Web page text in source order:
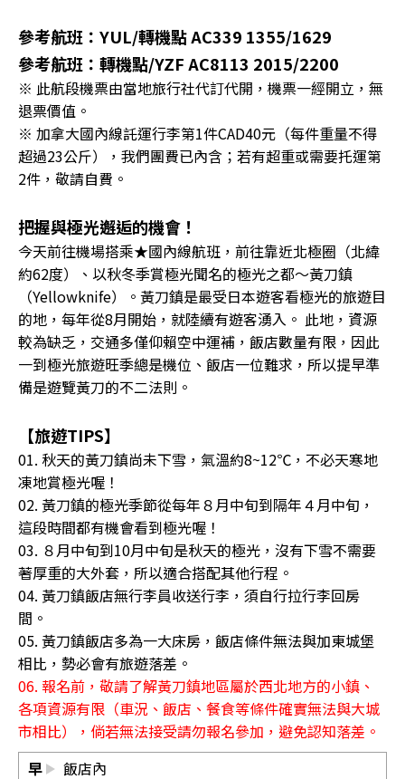
參考航班：YUL/轉機點 AC339 1355/1629
參考航班：轉機點/YZF AC8113 2015/2200
※ 此航段機票由當地旅行社代訂代開，機票一經開立，無
退票價值。
※ 加拿大國內線託運行李第1件CAD40元（每件重量不得
超過23公斤），我們團費已內含；若有超重或需要托運第
2件，敬請自費。
把握與極光邂逅的機會！
今天前往機場搭乘★國內線航班，前往靠近北極圈（北緯
約62度）、以秋冬季賞極光聞名的極光之都〜黃刀鎮
（Yellowknife）。黃刀鎮是最受日本遊客看極光的旅遊目
的地，每年從8月開始，就陸續有遊客湧入。 此地，資源
較為缺乏，交通多僅仰賴空中運補，飯店數量有限，因此
一到極光旅遊旺季總是機位、飯店一位難求，所以提早準
備是遊覽黃刀的不二法則。
【旅遊TIPS】
01. 秋天的黃刀鎮尚未下雪，氣溫約8~12℃，不必天寒地
凍地賞極光喔！
02. 黃刀鎮的極光季節從每年８月中旬到隔年４月中旬，
這段時間都有機會看到極光喔！
03. ８月中旬到10月中旬是秋天的極光，沒有下雪不需要
著厚重的大外套，所以適合搭配其他行程。
04. 黃刀鎮飯店無行李員收送行李，須自行拉行李回房
間。
05. 黃刀鎮飯店多為一大床房，飯店條件無法與加東城堡
相比，勢必會有旅遊落差。
06. 報名前，敬請了解黃刀鎮地區屬於西北地方的小鎮、
各項資源有限（車況、飯店、餐食等條件確實無法與大城
市相比），倘若無法接受請勿報名參加，避免認知落差。
早
飯店內